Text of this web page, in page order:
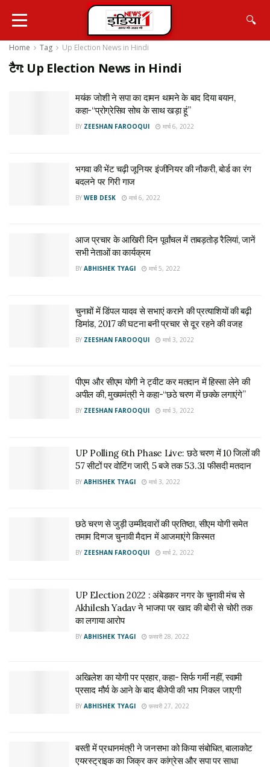
🔍
Home Tag Up Election News in Hindi
टैग: Up Election News in Hindi
मयंक जोशी ने सपा का दामन थामने के बाद दिया बयान,
कहा-“प्रोग्रेसिव सोच के साथ खड़ा हूं”
BY ZEESHAN FAROOQUI मार्च 6, 2022
भगवा की भेंट चढ़ी जूनियर इंजीनियर की नौकरी, बोर्ड का रंग
बदलने पर गिरी गाज
BY WEB DESK मार्च 6, 2022
आज प्रचार के आखिरी दिन पूर्वांचल में ताबड़तोड़ रैलियां, जानें
सभी नेताओं का कार्यक्रम
BY ABHISHEK TYAGI मार्च 5, 2022
चुनावों में डिंपल यादव से सभाएं कराने की प्रत्याशियों की बढ़ी
डिमांड, 2017 की घटना बनी प्रचार से दूर रहने की वजह
BY ZEESHAN FAROOQUI मार्च 3, 2022
पीएम और सीएम योगी ने ट्वीट कर मतदान में हिस्सा लेने की
अपील की, मुख्यमंत्री ने कहा-“छठे चरण में छक्के लगाएंगे”
BY ZEESHAN FAROOQUI मार्च 3, 2022
UP Polling 6th Phase Live: छठे चरण में 10 जिलों की
57 सीटों पर वोटिंग जारी, 5 बजे तक 53.31 फीसदी मतदान
BY ABHISHEK TYAGI मार्च 3, 2022
छठे चरण से जुड़ी उम्मीदवारों की प्रतिष्ठा, सीएम योगी समेत
तमाम दिग्गज चुनावी मैदान में आजमाएंगे किस्मत
BY ZEESHAN FAROOQUI मार्च 2, 2022
UP Election 2022 : अंबेडकर नगर के चुनावी मंच से
Akhilesh Yadav ने भाजपा पर खाद की बोरी से चोरी तक
का लगाया आरोप
BY ABHISHEK TYAGI फ़रवरी 28, 2022
अखिलेश का योगी पर प्रहार, कहा- सिर्फ गर्मी नहीं, स्वामी
प्रसाद मौर्य के आने के बाद बीजेपी की भाप निकल जाएगी
BY ABHISHEK TYAGI फ़रवरी 27, 2022
बस्ती में प्रधानमंत्री ने जनसभा को किया संबोधित, बालाकोट
एयरस्ट्राइक का जिक्र कर कांग्रेस और सपा पर साधा